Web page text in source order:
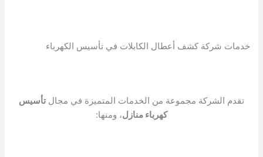
خدمات شركة كشف أعطال الكابلات في تأسيس الكهرباء
تقدم الشركة مجموعة من الخدمات المتميزة في مجالتأسيس
كهرباء منازل، ومنها: